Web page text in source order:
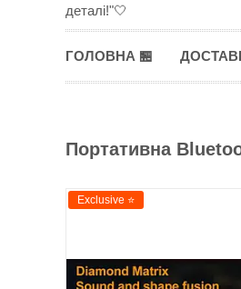
деталі!"🤍
ГОЛОВНА 🏪
Портативна
Exclusive ⭐